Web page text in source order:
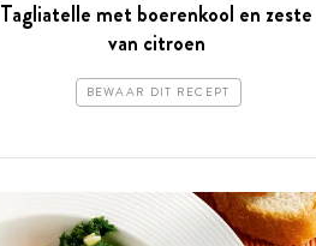
Tagliatelle met boerenkool en zeste
van citroen
BEWAAR DIT RECEPT